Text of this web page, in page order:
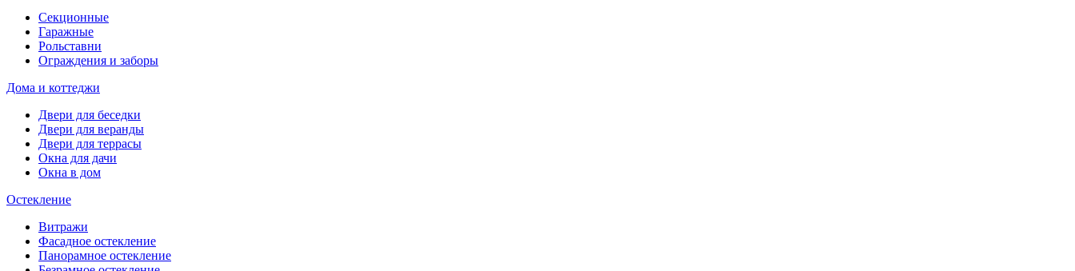
Секционные
Гаражные
Рольставни
Ограждения и заборы
Дома и коттеджи
Двери для беседки
Двери для веранды
Двери для террасы
Окна для дачи
Окна в дом
Остекление
Витражи
Фасадное остекление
Панорамное остекление